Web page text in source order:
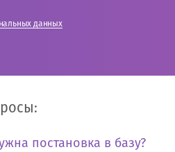
данных
постановка в базу?